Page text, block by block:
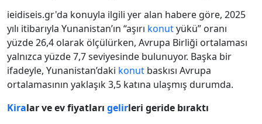
ieidiseis.gr'da konuyla ilgili yer alan habere göre, 2025
yılı itibarıyla Yunanistan’ın “aşırı konutyükü” oranı
yüzde 26,4 olarak ölçülürken, Avrupa Birliği ortalaması
yalnızca yüzde 7,7 seviyesinde bulunuyor. Başka bir
ifadeyle, Yunanistan’daki konut baskısı Avrupa
ortalamasının yaklaşık 3,5 katına ulaşmış durumda.
Kiralar ve ev fiyatları gelirleri geride bıraktı